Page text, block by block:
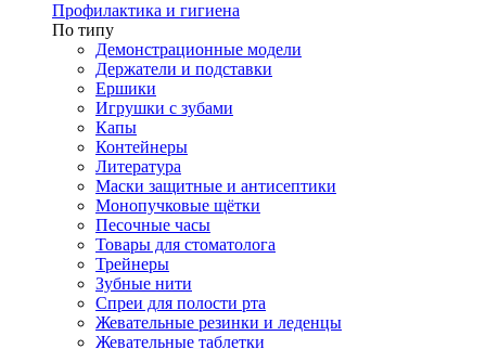
Профилактика и гигиена
По типу
Демонстрационные модели
Держатели и подставки
Ершики
Игрушки с зубами
Капы
Контейнеры
Литература
Маски защитные и антисептики
Монопучковые щётки
Песочные часы
Товары для стоматолога
Трейнеры
Зубные нити
Спреи для полости рта
Жевательные резинки и леденцы
Жевательные таблетки